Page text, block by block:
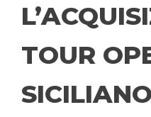
SALA DE PRENSA
ES
TOUR
SICILIANO